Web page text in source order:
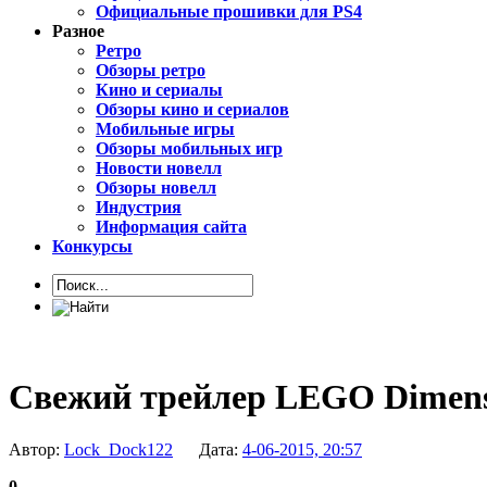
Официальные прошивки для PS4
Разное
Ретро
Обзоры ретро
Кино и сериалы
Обзоры кино и сериалов
Мобильные игры
Обзоры мобильных игр
Новости новелл
Обзоры новелл
Индустрия
Информация сайта
Конкурсы
Свежий трейлер LEGO
Автор: Lock_Dock122 Дата: 4-06-2015, 20:57